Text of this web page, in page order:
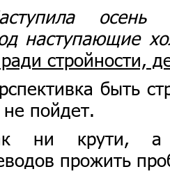
осень
наступающие
стройности,
быть
пойдет.
ни крути,
прожить